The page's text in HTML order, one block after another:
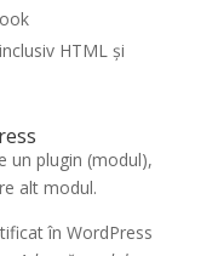
HTML și
un plugin (modul),
alt modul.
în WordPress